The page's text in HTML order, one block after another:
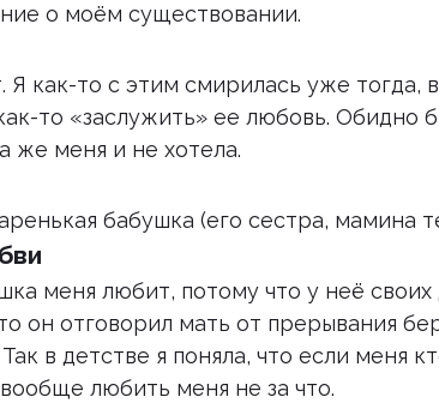
о моём существовании.
как-то с этим смирилась уже тогда,
то «заслужить» ее любовь. Обидно
же меня и не хотела.
бабушка (его сестра, мамина
меня любит, потому что у неё своих
он отговорил мать от прерывания
в детстве я поняла, что если меня
любить меня не за что.